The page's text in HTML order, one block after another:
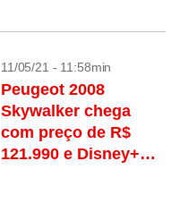
11/05/21 - 11:58min
Peugeot 2008
Skywalker chega
com preço de R$
121.990 e Disney+